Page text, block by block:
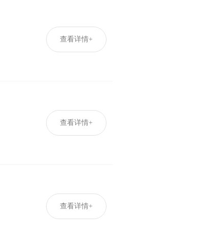
查看详情+
查看详情+
查看详情+